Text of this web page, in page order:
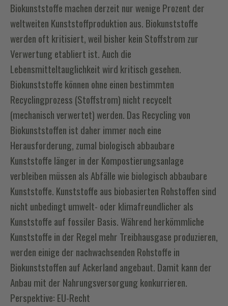
Biokunststoffe machen derzeit nur wenige Prozent der
weltweiten Kunststoffproduktion aus. Biokunststoffe
werden oft kritisiert, weil bisher kein Stoffstrom zur
Verwertung etabliert ist. Auch die
Lebensmitteltauglichkeit wird kritisch gesehen.
Biokunststoffe können ohne einen bestimmten
Recyclingprozess (Stoffstrom) nicht recycelt
(mechanisch verwertet) werden. Das Recycling von
Biokunststoffen ist daher immer noch eine
Herausforderung, zumal biologisch abbaubare
Kunststoffe länger in der Kompostierungsanlage
verbleiben müssen als Abfälle wie biologisch abbaubare
Kunststoffe. Kunststoffe aus biobasierten Rohstoffen sind
nicht unbedingt umwelt- oder klimafreundlicher als
Kunststoffe auf fossiler Basis. Während herkömmliche
Kunststoffe in der Regel mehr Treibhausgase produzieren,
werden einige der nachwachsenden Rohstoffe in
Biokunststoffen auf Ackerland angebaut. Damit kann der
Anbau mit der Nahrungsversorgung konkurrieren.
Perspektive: EU-Recht